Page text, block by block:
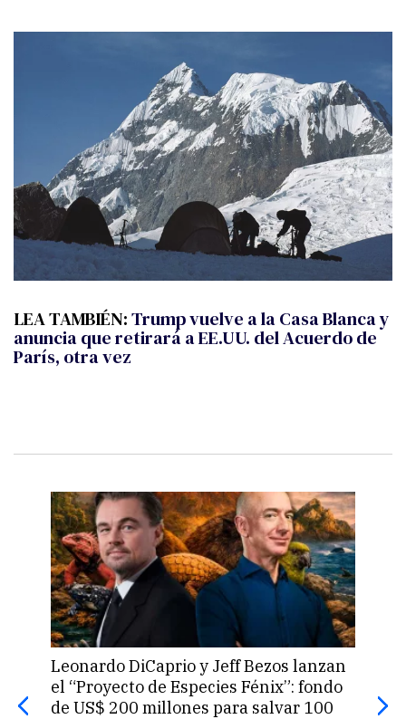
LEA TAMBIÉN:Trump vuelve a la Casa Blanca y
anuncia que retirará a EE.UU. del Acuerdo de
París, otra vez
La Molina presenta algodón mejorado
que promete transformar la
producción textil en Perú